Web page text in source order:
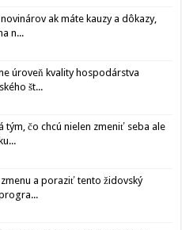
ak máte kauzy a dôkazy,
n...
úroveň kvality hospodárstva
št...
tým, čo chcú nielen zmeniť seba ale
zmenu a poraziť tento židovský